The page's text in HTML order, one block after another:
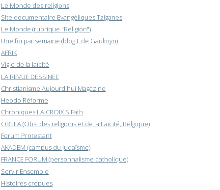
Le Monde des religions
Site documentaire Evangéliques Tziganes
Le Monde (rubrique "Religion")
Une foi par semaine (blog I. de Gaulmyn)
AFRIK
Vigie de la laïcité
LA REVUE DESSINEE
Christianisme Aujourd'hui Magazine
Hebdo Réforme
Chroniques LA CROIX S.Fath
ORELA (Obs. des religions et de la Laïcité, Belgique)
Forum Protestant
AKADEM (campus du judaïsme)
FRANCE FORUM (personnalisme catholique)
Servir Ensemble
Histoires crépues